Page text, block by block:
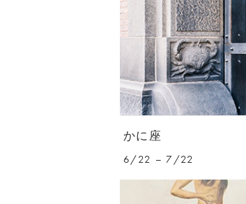
かに座
6/22 – 7/22